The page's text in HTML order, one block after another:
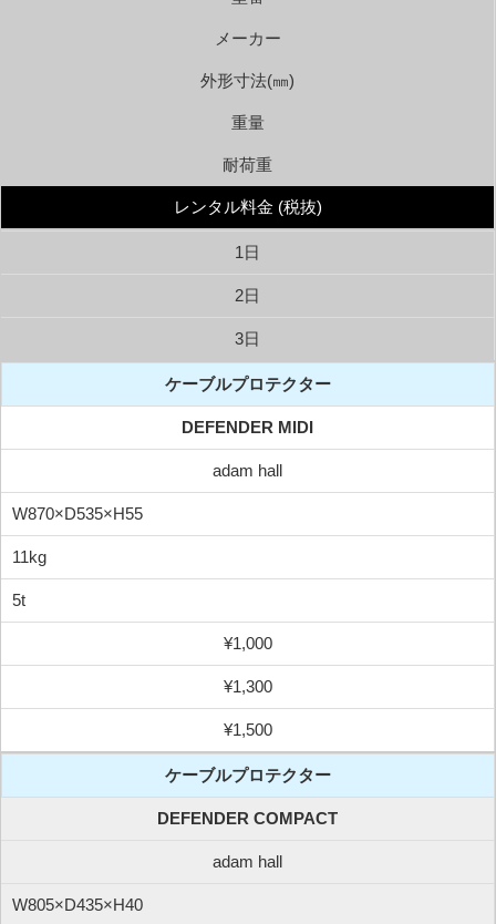
メーカー
外形寸法(㎜)
重量
耐荷重
レンタル料金 (税抜)
1日
2日
3日
ケーブルプロテクター
DEFENDER MIDI
adam hall
W870×D535×H55
11kg
5t
¥1,000
¥1,300
¥1,500
ケーブルプロテクター
DEFENDER COMPACT
adam hall
W805×D435×H40